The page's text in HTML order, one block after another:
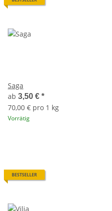
Saga
ab 3,50 € *
70,00 € pro 1 kg
Vorrätig
BESTSELLER